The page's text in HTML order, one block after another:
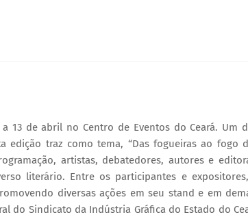
13 de abril no Centro de Eventos do Ceará. Um
edição traz como tema, “Das fogueiras ao fogo
artistas, debatedores, autores e
literário. Entre os participantes e
diversas ações em seu stand e em
do Sindicato da Indústria Gráfica do Estado do